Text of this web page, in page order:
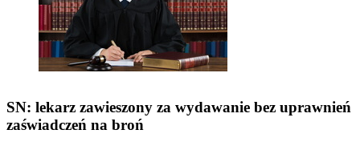
SN: lekarz zawieszony za wydawanie bez uprawnień
zaświadczeń na broń